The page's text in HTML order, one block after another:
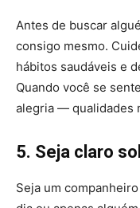
Antes de buscar
consigo mesmo.
hábitos saudáveis e
Quando você se
alegria — qualidades
5. Seja claro
Seja um